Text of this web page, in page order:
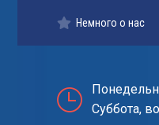
Немного о нас
Суббота,